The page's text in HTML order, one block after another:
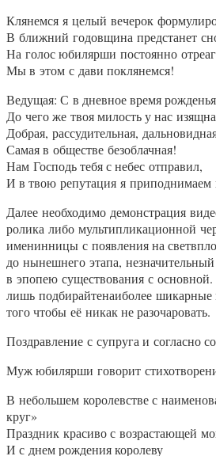
Клянемся я целый вечерок
В ближний годовщина предстанет
На голос юбилярши постоянно
Мы в этом с дави поклянемся!
Ведущая: С в дневное время
До чего же твоя милость у нас
Добрая, рассудительная,
Самая в обществе безоблачная!
Нам Господь тебя с небес отправил,
И в твою репутация я
Далее необходимо демонстрация
ролика либо мультипликационной
именинницы с появления на
до нынешнего этапа,
в эпопею существования с основной.
лишь подбирайтенаиболее
того чтобы её никак не разочаровать.
Поздравление с супруга и согласно
Муж юбилярши говорит
В небольшем королевстве с
круг»
Праздник красиво с возрастающей
И с днем рождения королеву